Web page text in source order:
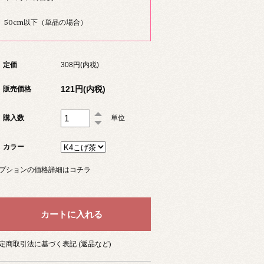
50cm以下（単品の場合）
定価 308円(内税)
販売価格 121円(内税)
購入数 単位
カラー
ションの価格詳細はコチラ
商取引法に基づく表記 (返品など)